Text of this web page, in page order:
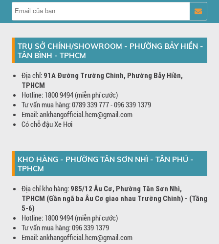
TRỤ SỞ CHÍNH/SHOWROOM - PHƯỜNG BẢY HIỀN -
TÂN BÌNH - TPHCM
Địa chỉ: 91A Đường Trường Chinh, Phường Bảy Hiền,
TPHCM
Hotline: 1800 9494 (miễn phí cước)
Tư vấn mua hàng: 0789 339 777 - 096 339 1379
Email: ankhangofficial.hcm@gmail.com
Có chỗ đậu Xe Hơi
KHO HÀNG - PHƯỜNG TÂN SƠN NHÌ - TÂN PHÚ -
TPHCM
Địa chỉ kho hàng: 985/12 Âu Cơ, Phường Tân Sơn Nhì,
TPHCM (Gần ngã ba Âu Cơ giao nhau Trường Chinh) - (Tầng
5-6)
Hotline: 1800 9494 (miễn phí cước)
Tư vấn mua hàng: 096 339 1379
Email: ankhangofficial.hcm@gmail.com